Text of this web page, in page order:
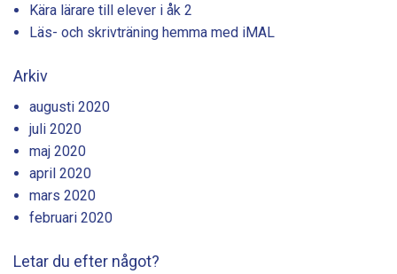
Kära lärare till elever i åk 2
Läs- och skrivträning hemma med iMAL
Arkiv
augusti 2020
juli 2020
maj 2020
april 2020
mars 2020
februari 2020
Letar du efter något?